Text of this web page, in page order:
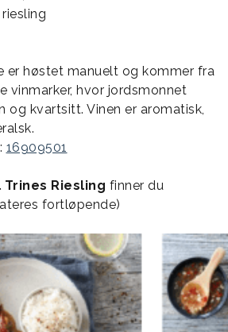
er høstet manuelt og kommer fra
vinmarker, hvor jordsmonnet
og kvartsitt. Vinen er aromatisk,
16909501
Riesling finner du
fortløpende)